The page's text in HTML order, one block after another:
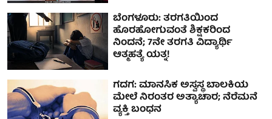
ಬೆಂಗಳೂರು: ತರಗತಿಯಿಂದ
ಹೊರಹೋಗುವಂತೆ ಶಿಕ್ಷಕರಿಂದ
ನಿಂದನೆ; 7ನೇ ತರಗತಿ ವಿದ್ಯಾರ್ಥಿ
ಆತ್ಮಹತ್ಯೆ ಯತ್ನ!
ಗದಗ: ಮಾನಸಿಕ ಅಸ್ವಸ್ಥ ಬಾಲಕಿಯ
ಮೇಲೆ ನಿರಂತರ ಅತ್ಯಾಚಾರ; ನೆರೆಮನೆ
ವ್ಯಕ್ತಿ ಬಂಧನ